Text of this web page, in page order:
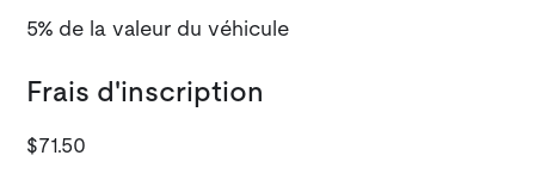
5% de la valeur du véhicule
Frais d'inscription
$71.50